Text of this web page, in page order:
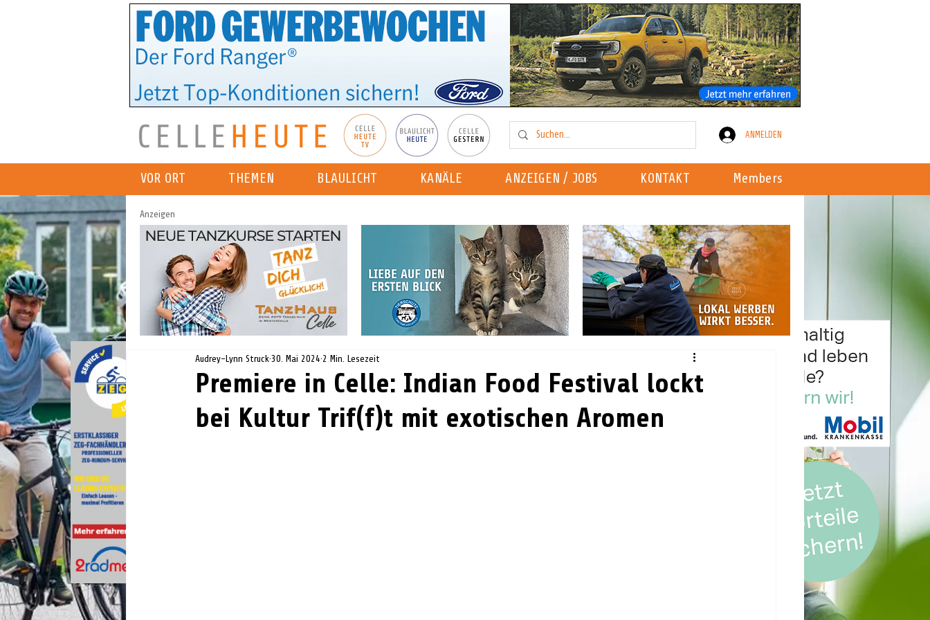
ANMELDEN
VOR ORT THEMEN BLAULICHT KANÄLE ANZEIGEN / JOBS KONTAKT Members
Anzeigen
Premiere in Celle: Indian Food Festival lockt
bei Kultur Trif(f)t mit exotischen Aromen
Audrey-Lynn Struck 30. Mai 2024 2 Min. Lesezeit